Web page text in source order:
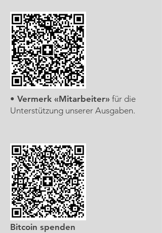
• Vermerk «Mitarbeiter» für die
Unterstützung unserer Ausgaben.
Bitcoin spenden